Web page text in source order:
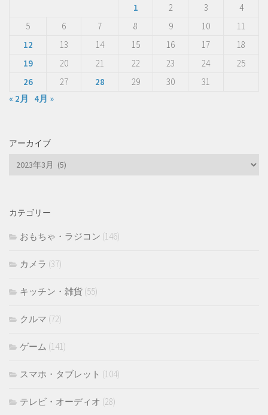
1
2 3
4
5
6 7 8 9 10
11
12
13 14 15 16 17
18
19
20 21 22 23 24
25
26
27 28 29 30
31
« 2月
4月 »
アーカイブ
ア
ブ
カテゴリー
おもちゃ・ラジコン (146)
カメラ (37)
キッチン・雑貨 (55)
クルマ (72)
ゲーム (141)
スマホ・タブレット (104)
テレビ・オーディオ (28)